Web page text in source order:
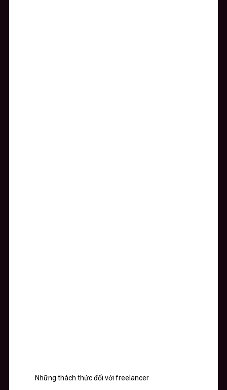
Những thách thức đối với freelancer